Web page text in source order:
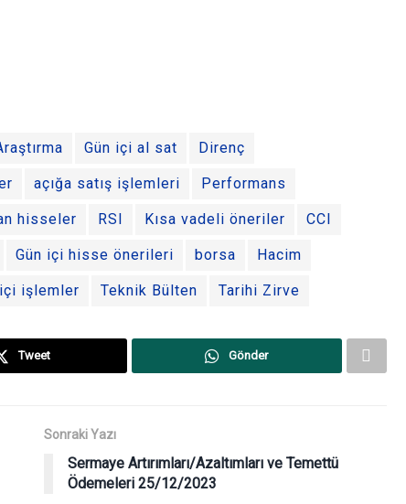
Gün içi al sat Direnç
açığa satış işlemleri Performans
hisseler RSI Kısa vadeli öneriler CCI
Gün içi hisse önerileri borsa Hacim
işlemler Teknik Bülten Tarihi Zirve
Tweet Gönder
Sonraki Yazı
Sermaye Artırımları/Azaltımları ve Temettü
Ödemeleri 25/12/2023